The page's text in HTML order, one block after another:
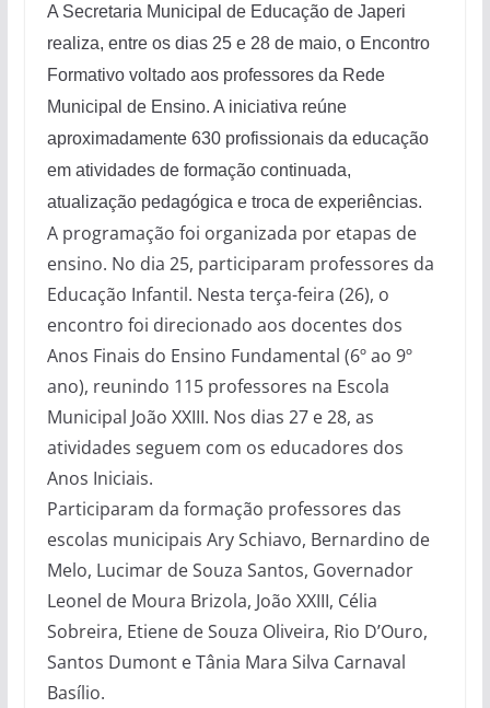
A Secretaria Municipal de Educação de Japeri
realiza, entre os dias 25 e 28 de maio, o Encontro
Formativo voltado aos professores da Rede
Municipal de Ensino. A iniciativa reúne
aproximadamente 630 profissionais da educação
em atividades de formação continuada,
atualização pedagógica e troca de experiências.
A programação foi organizada por etapas de
ensino. No dia 25, participaram professores da
Educação Infantil. Nesta terça-feira (26), o
encontro foi direcionado aos docentes dos
Anos Finais do Ensino Fundamental (6º ao 9º
ano), reunindo 115 professores na Escola
Municipal João XXIII. Nos dias 27 e 28, as
atividades seguem com os educadores dos
Anos Iniciais.
Participaram da formação professores das
escolas municipais Ary Schiavo, Bernardino de
Melo, Lucimar de Souza Santos, Governador
Leonel de Moura Brizola, João XXIII, Célia
Sobreira, Etiene de Souza Oliveira, Rio D’Ouro,
Santos Dumont e Tânia Mara Silva Carnaval
Basílio.